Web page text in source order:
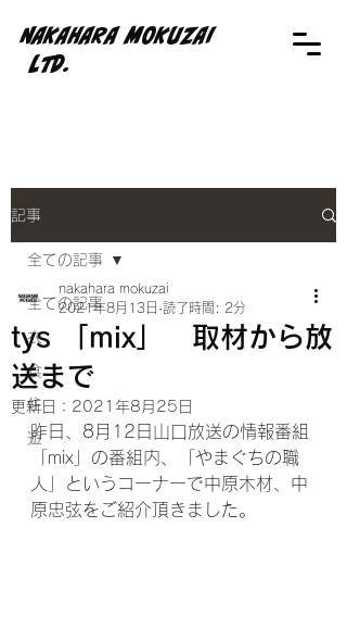
NAKAHARA MOKUZAI
Ltd.
記事
全ての記事
衣
食
住
遊
全ての記事
tys 「mix」 取材から放
送まで
nakahara mokuzai
2021年8月13日 読了時間: 2分
更新日： 2021年8月25日
昨日、8月12日山口放送の情報番組
「mix」の番組内、「やまぐちの職
人」というコーナーで中原木材、中
原忠弦をご紹介頂きました。